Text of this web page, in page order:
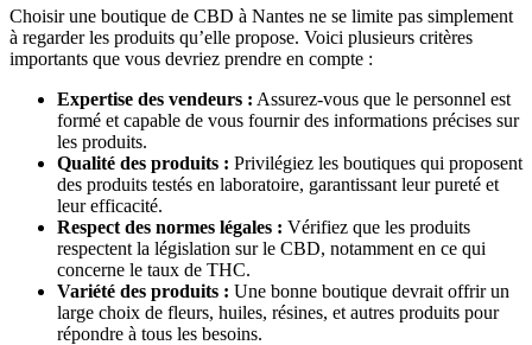
Choisir une boutique de CBD à Nantes ne se limite pas simplement
à regarder les produits qu’elle propose. Voici plusieurs critères
importants que vous devriez prendre en compte :
Expertise des vendeurs : Assurez-vous que le personnel est
formé et capable de vous fournir des informations précises sur
les produits.
Qualité des produits : Privilégiez les boutiques qui proposent
des produits testés en laboratoire, garantissant leur pureté et
leur efficacité.
Respect des normes légales : Vérifiez que les produits
respectent la législation sur le CBD, notamment en ce qui
concerne le taux de THC.
Variété des produits : Une bonne boutique devrait offrir un
large choix de fleurs, huiles, résines, et autres produits pour
répondre à tous les besoins.